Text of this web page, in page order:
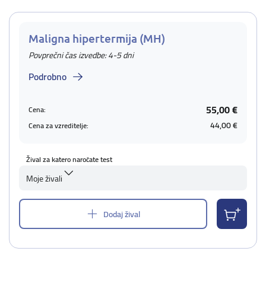
Maligna hipertermija (MH)
Povprečni čas izvedbe: 4-5 dni
Podrobno
Cena: 55,00 €
Cena za vzreditelje: 44,00 €
Žival za katero naročate test
Moje živali
Dodaj žival